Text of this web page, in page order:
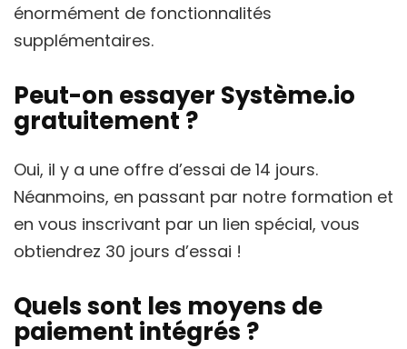
énormément de fonctionnalités
supplémentaires.
Peut-on essayer Système.io
gratuitement ?
Oui, il y a une offre d’essai de 14 jours.
Néanmoins, en passant par notre formation et
en vous inscrivant par un lien spécial, vous
obtiendrez 30 jours d’essai !
Quels sont les moyens de
paiement intégrés ?